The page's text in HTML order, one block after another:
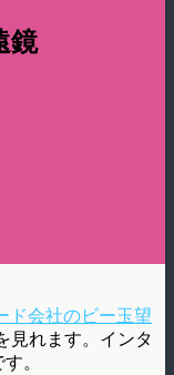
鏡
ド会社のビー玉望
見れます。インタ
。